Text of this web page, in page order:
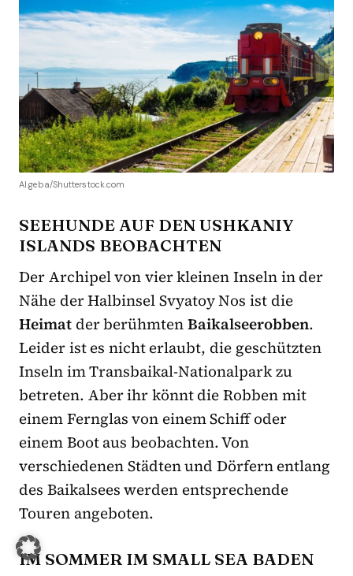
Al.geba/Shutterstock.com
SEEHUNDE AUF DEN USHKANIY
ISLANDS BEOBACHTEN
Der Archipel von vier kleinen Inseln in der
Nähe der Halbinsel Svyatoy Nos ist die
Heimat der berühmtenBaikalseerobben.
Leider ist es nicht erlaubt, die geschützten
Inseln im Transbaikal-Nationalpark zu
betreten. Aber ihr könnt die Robben mit
einem Fernglas von einem Schiff oder
einem Boot aus beobachten. Von
verschiedenen Städten und Dörfern entlang
des Baikalsees werden entsprechende
Touren angeboten.
IM SOMMER IM SMALL SEA BADEN